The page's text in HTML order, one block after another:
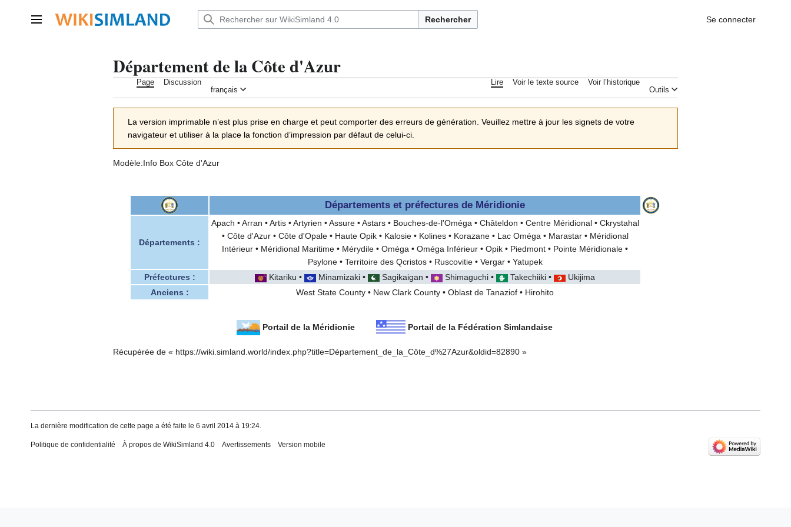
contenu Menu principal Rechercher Se connecter
Département de la Côte d'Azur
Page
Discussion
français
Lire Voir le texte source
Voir l’historique
Outils
La version imprimable n’est plus prise en charge et peut comporter des erreurs de génération. Veuillez mettre à jour les signets de votre
navigateur et utiliser à la place la fonction d’impression par défaut de celui-ci.
Modèle:Info Box Côte d'Azur
Départements et préfectures de Méridionie
Départements :
Apach •Arran •Artis•Artyrien •Assure•Astars• Bouches-de-l'Oméga• Châteldon • Centre Méridional• Ckrystahal
• Côte d'Azur• Côte d'Opale• Haute Opik• Kalosie• Kolines• Korazane• Lac Oméga• Marastar• Méridional
Intérieur • Méridional Maritime • Mérydile • Oméga • Oméga Inférieur • Opik • Piedmont • Pointe Méridionale •
Psylone• Territoire des Qcristos• Ruscovitie• Vergar• Yatupek
Préfectures :
Kitariku • Minamizaki • Sagikaigan • Shimaguchi • Takechiiki •
Ukijima
Anciens :
West State County • New Clark County • Oblast de Tanaziof • Hirohito
Portail de la Méridionie Portail de la Fédération Simlandaise
Récupérée de « https://wiki.simland.world/index.php?title=Département_de_la_Côte_d%27Azur&oldid=82890 »
La dernière modification de cette page a été faite le 6 avril 2014 à 19:24.
Politique de confidentialité À propos de WikiSimland 4.0 Avertissements Version mobile